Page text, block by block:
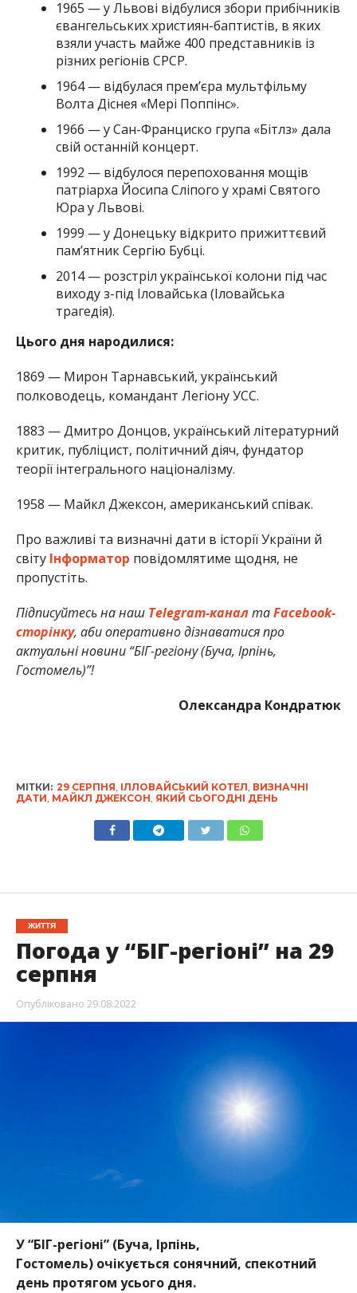
1965 — у Львові відбулися збори прибічників
євангельських християн-баптистів, в яких
взяли участь майже 400 представників із
різних регіонів СРСР.
1964 — відбулася прем’єра мультфільму
Волта Діснея «Мері Поппінс».
1966 — у Сан-Франциско група «Бітлз» дала
свій останній концерт.
1992 — відбулося перепоховання мощів
патріарха Йосипа Сліпого у храмі Святого
Юра у Львові.
1999 — у Донецьку відкрито прижиттєвий
пам’ятник Сергію Бубці.
2014 — розстріл української колони під час
виходу з-під Іловайська (Іловайська
трагедія).
Цього дня народилися:
1869 — Мирон Тарнавський, український
полководець, командант Легіону УСС.
1883 — Дмитро Донцов, український літературний
критик, публіцист, політичний діяч, фундатор
теорії інтегрального націоналізму.
1958 — Майкл Джексон, американський співак.
Про важливі та визначні дати в історії України й
світу Інформатор повідомлятиме щодня, не
пропустіть.
Підписуйтесь на наш Telegram-канал таFacebook-
сторінку, аби оперативно дізнаватися про
актуальні новини “БІГ-регіону (Буча, Ірпінь,
Гостомель)”!
Олександра Кондратюк
МІТКИ: 29 СЕРПНЯ, ІЛЛОВАЙСЬКИЙ КОТЕЛ, ВИЗНАЧНІ
ДАТИ, МАЙКЛ ДЖЕКСОН, ЯКИЙ СЬОГОДНІ ДЕНЬ
ЖИТТЯ
Погода у “БІГ-регіоні” на 29
серпня
Опубліковано 29.08.2022
У “БІГ-регіоні” (Буча, Ірпінь,
Гостомель) очікується сонячний, спекотний
день протягом усього дня.